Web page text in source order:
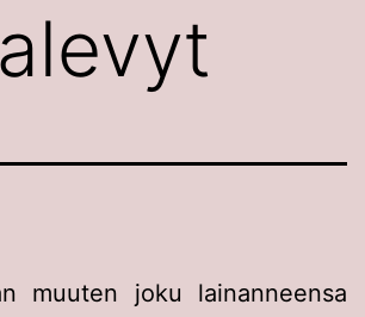
muuten joku lainanneensa